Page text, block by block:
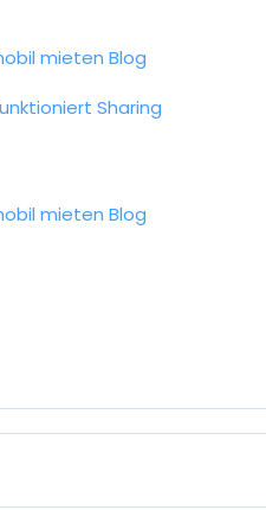
mieten Blog
Sharing
mieten Blog